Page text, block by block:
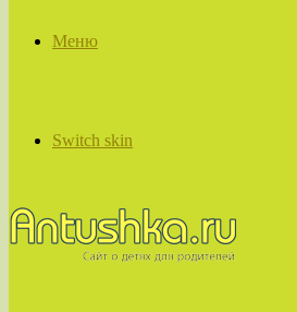
Меню
Switch skin